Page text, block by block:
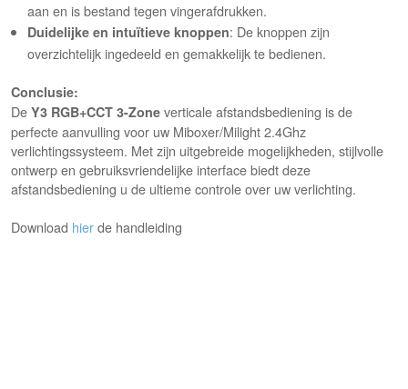
aan en is bestand tegen vingerafdrukken.
Duidelijke en intuïtieve knoppen: De knoppen zijn
overzichtelijk ingedeeld en gemakkelijk te bedienen.
Conclusie:
DeY3 RGB+CCT 3-Zone verticale afstandsbediening is de
perfecte aanvulling voor uw Miboxer/Milight 2.4Ghz
verlichtingssysteem. Met zijn uitgebreide mogelijkheden, stijlvolle
ontwerp en gebruiksvriendelijke interface biedt deze
afstandsbediening u de ultieme controle over uw verlichting.
Download hierde handleiding